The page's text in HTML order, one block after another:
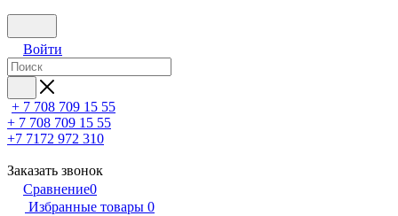
Войти
+ 7 708 709 15 55
+ 7 708 709 15 55
+7 7172 972 310
Заказать звонок
Сравнение0
Избранные товары 0